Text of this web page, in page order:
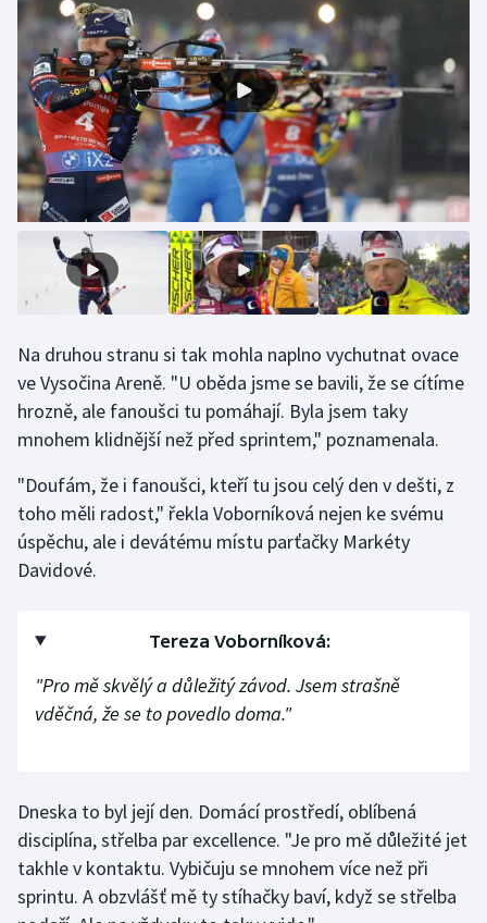
Olympijské hry
Parasport
Plavání
Plážový volejbal
Ragby
Rychlobruslení
Short track
Sportovní střelba
Stolní tenis
Triatlon
Vodní slalom
Volejbal
Na druhou stranu si tak mohla naplno vychutnat ovace
ve Vysočina Areně. "U oběda jsme se bavili, že se cítíme
hrozně, ale fanoušci tu pomáhají. Byla jsem taky
mnohem klidnější než před sprintem," poznamenala.
"Doufám, že i fanoušci, kteří tu jsou celý den v dešti, z
toho měli radost," řekla Voborníková nejen ke svému
úspěchu, ale i devátému místu parťačky Markéty
Davidové.
Tereza Voborníková:
"Pro mě skvělý a důležitý závod. Jsem strašně
vděčná, že se to povedlo doma."
Dneska to byl její den. Domácí prostředí, oblíbená
disciplína, střelba par excellence. "Je pro mě důležité jet
takhle v kontaktu. Vybičuju se mnohem více než při
sprintu. A obzvlášť mě ty stíhačky baví, když se střelba